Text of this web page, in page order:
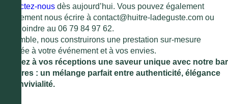
contactez-nous dès aujourd’hui. Vous pouvez également
directement nous écrire à contact@huitre-ladeguste.com ou
nous joindre au 06 79 84 97 62.
Ensemble, nous construirons une prestation sur-mesure
adaptée à votre événement et à vos envies.
Donnez à vos réceptions une saveur unique avec notre bar
à huîtres : un mélange parfait entre authenticité, élégance
et convivialité.